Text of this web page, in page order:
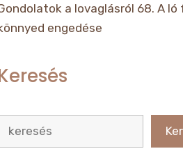
a lovaglásról 68. A ló
engedése
Keresés